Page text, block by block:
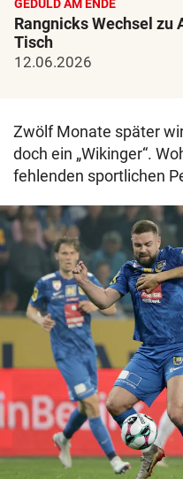
GEDULD AM ENDE
Rangnicks Wechsel zu
Tisch
12.06.2026
Zwölf Monate später
doch ein „Wikinger“.
fehlenden sportlichen